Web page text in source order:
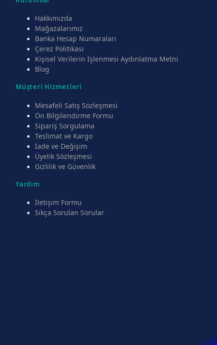
Hakkımızda
Mağazalarımız
Banka Hesap Numaraları
Çerez Politikası
Kişisel Verilerin İşlenmesi Aydınlatma Metni
Blog
Müşteri Hizmetleri
Mesafeli Satış Sözleşmesi
Ön Bilgilendirme Formu
Sipariş Sorgulama
Teslimat ve Kargo
İade ve Değişim
Üyelik Sözleşmesi
Gizlilik ve Güvenlik
Yardım
İletişim Formu
Sıkça Sorulan Sorular